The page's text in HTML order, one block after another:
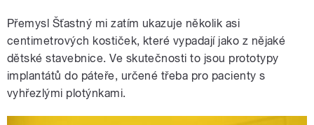
Přemysl Šťastný mi zatím ukazuje několik asi
centimetrových kostiček, které vypadají jako z nějaké
dětské stavebnice. Ve skutečnosti to jsou prototypy
implantátů do páteře, určené třeba pro pacienty s
vyhřezlými plotýnkami.